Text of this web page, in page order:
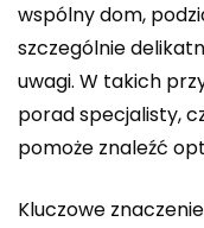
wspólny dom,
szczególnie
uwagi. W takich
porad specjalisty,
pomoże znaleźć
Kluczowe